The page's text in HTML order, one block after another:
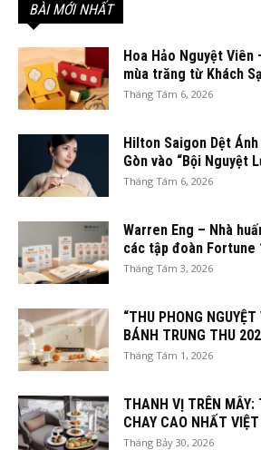
BÀI MỚI NHẤT
Hoa Hảo Nguyệt
mùa trăng từ Khách
Tháng Tám 6, 2026
Hilton Saigon Dệt
Gòn vào “Bội Nguyệt
Tháng Tám 6, 2026
Warren Eng – Nhà
các tập đoàn Fortune
Tháng Tám 3, 2026
“THU PHONG
BÁNH TRUNG THU
Tháng Tám 1, 2026
THANH VỊ TRÊN MÂY:
CHAY CAO NHẤT
Tháng Bảy 30, 2026